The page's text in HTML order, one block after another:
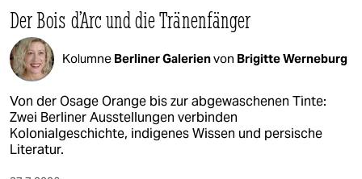
Der Bois d’Arc und die Tränenfänger
Kolumne Berliner Galerienvon Brigitte Werneburg
Von der Osage Orange bis zur abgewaschenen Tinte:
Zwei Berliner Ausstellungen verbinden
Kolonialgeschichte, indigenes Wissen und persische
Literatur.